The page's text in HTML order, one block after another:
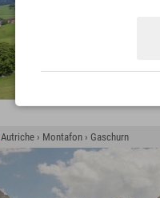
Autriche › Montafon › Gaschurn